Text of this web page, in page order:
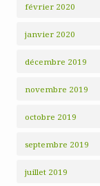
février 2020
janvier 2020
décembre 2019
novembre 2019
octobre 2019
septembre 2019
juillet 2019